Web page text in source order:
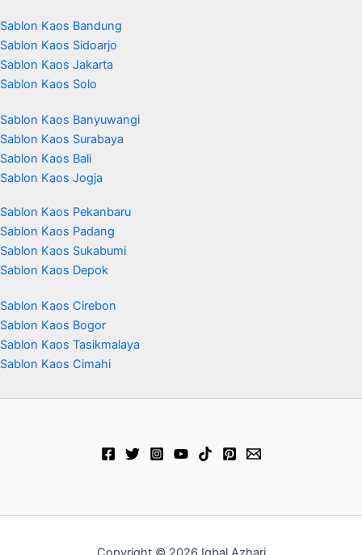
Sablon Kaos Bandung
Sablon Kaos Sidoarjo
Sablon Kaos Jakarta
Sablon Kaos Solo
Sablon Kaos Banyuwangi
Sablon Kaos Surabaya
Sablon Kaos Bali
Sablon Kaos Jogja
Sablon Kaos Pekanbaru
Sablon Kaos Padang
Sablon Kaos Sukabumi
Sablon Kaos Depok
Sablon Kaos Cirebon
Sablon Kaos Bogor
Sablon Kaos Tasikmalaya
Sablon Kaos Cimahi